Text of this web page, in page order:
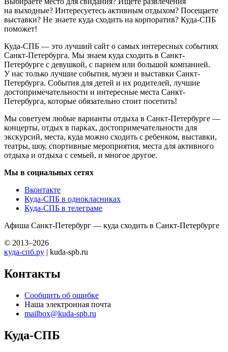
на выходные? Интересуетесь активным отдыхом? Посещаете
выставки? Не знаете куда сходить на корпоратив? Куда-СПБ
поможет!
Куда-СПБ — это лучший сайт о самых интересных событиях
Санкт-Петербурга. Мы знаем куда сходить в Санкт-
Петербурге с девушкой, с парнем или большой компанией.
У нас только лучшие события, музеи и выставки Санкт-
Петербурга. События для детей и их родителей, лучшие
достопримечательности и интересные места Санкт-
Петербурга, которые обязательно стоит посетить!
Мы советуем любые варианты отдыха в Санкт-Петербурге —
концерты, отдых в парках, достопримечательности для
экскурсий, места, куда можно сходить с ребенком, выставки,
театры, шоу, спортивные мероприятия, места для активного
отдыха и отдыха с семьей, и многое другое.
Мы в социальных сетях
Вконтакте
Куда-СПБ в однокласниках
Куда-СПБ в телеграме
Афиша Санкт-Петербург — куда сходить в Санкт-Петербурге
© 2013–2026
куда-спб.ру | kuda-spb.ru
Контакты
Сообщить об ошибке
Наша электронная почта
mailbox@kuda-spb.ru
Куда-СПБ